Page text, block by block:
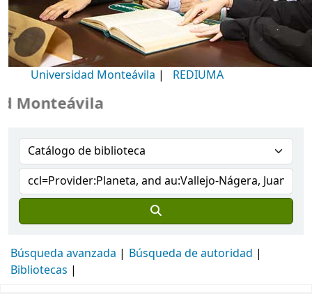
Universidad Monteávila | REDIUMA
Búsqueda avanzada
Búsqueda de autoridad
Bibliotecas